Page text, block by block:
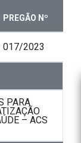
PREGÃO Nº
017/2023
PARA
– ACS